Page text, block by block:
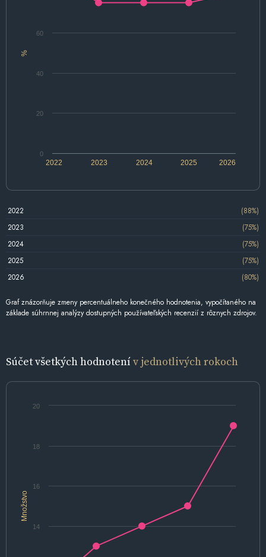
%
2022 2024 2026
2023 2025
0
20
40
60
2022
(88%)
2023
(75%)
2024
(75%)
2025
(75%)
2026
(80%)
Graf znázorňuje zmeny percentuálneho konečného hodnotenia, vypočítaného na
základe súhrnnej analýzy dostupných používateľských recenzií z rôznych zdrojov.
Súčet všetkých hodnotenív jednotlivých rokoch
Množstvo
14
16
18
20